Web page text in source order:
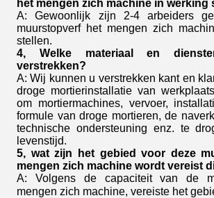
het mengen zich machine in werking
A: Gewoonlijk zijn 2-4 arbeiders
muurstopverf het mengen zich
stellen.
4, Welke materiaal en
verstrekken?
A: Wij kunnen u verstrekken kant en
droge mortierinstallatie van
om mortiermachines, vervoer,
formule van droge mortieren, de
technische ondersteuning enz. te
levenstijd.
5, wat zijn het gebied voor deze
mengen zich machine wordt vereist
A: Volgens de capaciteit van de
mengen zich machine, vereiste het